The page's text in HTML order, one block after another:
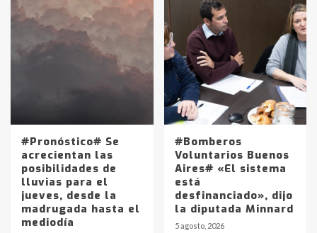
#Pronóstico# Se
acrecientan las
posibilidades de
lluvias para el
jueves, desde la
madrugada hasta el
mediodía
#Bomberos
Voluntarios Buenos
Aires# «El sistema
está
desfinanciado», dijo
la diputada Minnard
5 agosto, 2026